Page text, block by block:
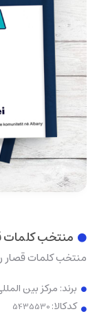
منتخب کلمات
منتخب کلمات قصار
برند: مرکز بین
کدکالا: